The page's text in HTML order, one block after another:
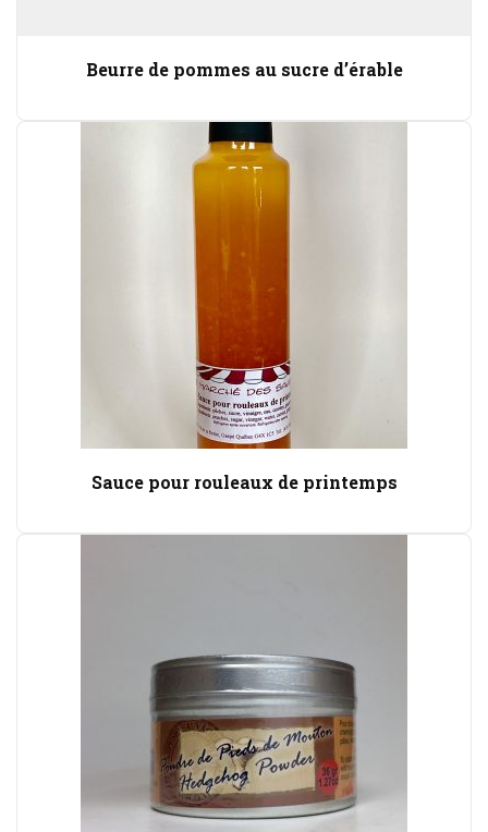
Beurre de pommes au sucre d’érable
Sauce pour rouleaux de printemps